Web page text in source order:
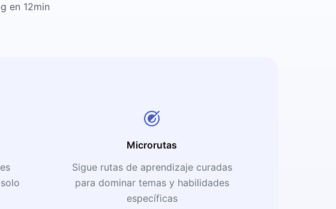
en 12min
Microrutas
Sigue rutas de aprendizaje curadas
para dominar temas y habilidades
específicas